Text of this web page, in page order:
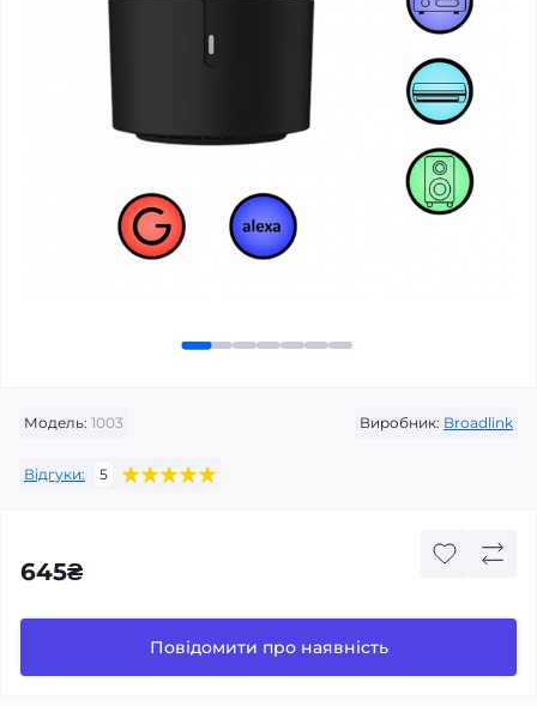
Модель: 1003 Виробник: Broadlink
Відгуки: 5
645₴
Повідомити про наявність